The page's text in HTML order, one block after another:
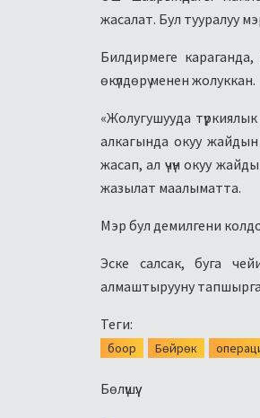
жасалат. Бул тууралуу
Билдирмеге
өкүлдөрү менен жолуккан.
«Жолугушууда
алкагында окуу
жасап, ал үчүн окуу
жазылат маалыматта.
Мэр бул демилгени
Эске салсак, буга
алмаштырууну
Теги:
боор Бөйрөк
Бөлүшүү: